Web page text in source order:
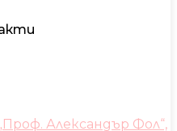
Александър Фол“,